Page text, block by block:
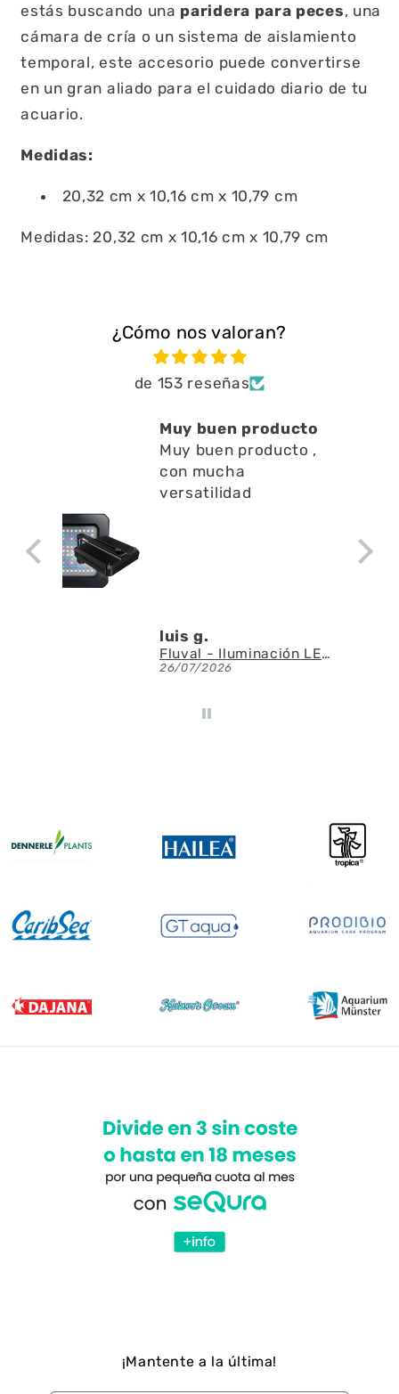
estás buscando una paridera para peces, una
cámara de cría o un sistema de aislamiento
temporal, este accesorio puede convertirse
en un gran aliado para el cuidado diario de tu
acuario.
Medidas:
20,32 cm x 10,16 cm x 10,79 cm
Medidas: 20,32 cm x 10,16 cm x 10,79 cm
¿Cómo nos valoran?
de 153 reseñas
Muy buen producto
Muy buen producto ,
con mucha
versatilidad
luis g.
Fluval - Iluminación LED Nano Reef 4.0 de 25W
26/07/2026
¡Mantente a la última!